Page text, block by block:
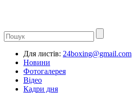
Для листів: 24boxing@gmail.com
Новини
Фотогалерея
Відео
Кадри дня